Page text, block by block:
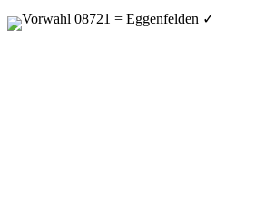
Vorwahl 08721 = Eggenfelden ✓